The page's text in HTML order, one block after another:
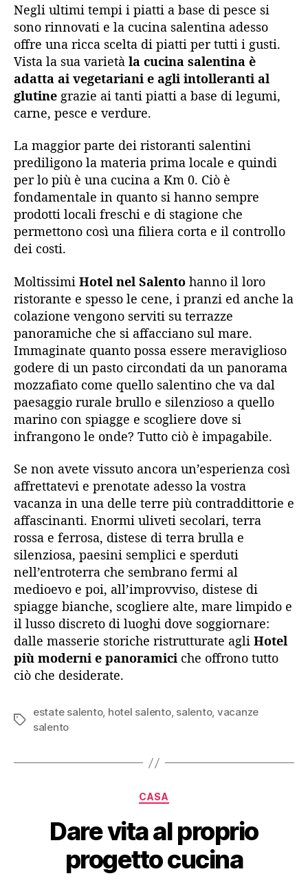
Negli ultimi tempi i piatti a base di pesce si
sono rinnovati e la cucina salentina adesso
offre una ricca scelta di piatti per tutti i gusti.
Vista la sua varietà la cucina salentina è
adatta ai vegetariani e agli intolleranti al
glutine grazie ai tanti piatti a base di legumi,
carne, pesce e verdure.
La maggior parte dei ristoranti salentini
prediligono la materia prima locale e quindi
per lo più è una cucina a Km 0. Ciò è
fondamentale in quanto si hanno sempre
prodotti locali freschi e di stagione che
permettono così una filiera corta e il controllo
dei costi.
Moltissimi Hotel nel Salento hanno il loro
ristorante e spesso le cene, i pranzi ed anche la
colazione vengono serviti su terrazze
panoramiche che si affacciano sul mare.
Immaginate quanto possa essere meraviglioso
godere di un pasto circondati da un panorama
mozzafiato come quello salentino che va dal
paesaggio rurale brullo e silenzioso a quello
marino con spiagge e scogliere dove si
infrangono le onde? Tutto ciò è impagabile.
Se non avete vissuto ancora un’esperienza così
affrettatevi e prenotate adesso la vostra
vacanza in una delle terre più contraddittorie e
affascinanti. Enormi uliveti secolari, terra
rossa e ferrosa, distese di terra brulla e
silenziosa, paesini semplici e sperduti
nell’entroterra che sembrano fermi al
medioevo e poi, all’improvviso, distese di
spiagge bianche, scogliere alte, mare limpido e
il lusso discreto di luoghi dove soggiornare:
dalle masserie storiche ristrutturate agli Hotel
più moderni e panoramici che offrono tutto
ciò che desiderate.
Tag
estate salento, hotel salento, salento, vacanze
salento
Categorie
CASA
Dare vita al proprio
progetto cucina